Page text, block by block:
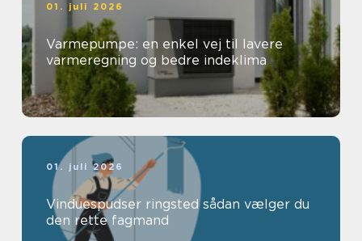
01. juli 2026
Varmepumpe: en enkel vej til lavere
varmeregning og bedre indeklima
01. juli 2026
Vinduespudser ringsted sådan vælger du
den rette fagmand